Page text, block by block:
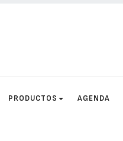
PRODUCTOS AGENDA